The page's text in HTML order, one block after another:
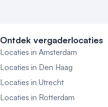
Ontdek vergaderlocaties
Locaties in Amsterdam
Locaties in Den Haag
Locaties in Utrecht
Locaties in Rotterdam